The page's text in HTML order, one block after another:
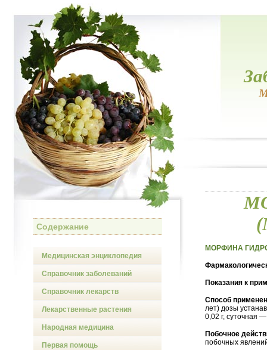
Содержание
Медицинская энциклопедия
Справочник заболеваний
Справочник лекарств
Лекарственные растения
Народная медицина
Первая помощь
МОРФИНА
Показания к
Способ
лет) дозы
0,02 г, суточная —
Побочное
побочных